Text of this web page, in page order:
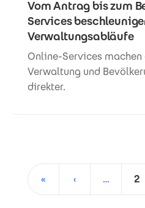
Vom Antrag bis zum
Services
Verwaltungsabläufe
Online-Services
Verwaltung und
direkter.
Seitennummerierung
Erste Seite
«
Vorherige Seite
‹ … 2